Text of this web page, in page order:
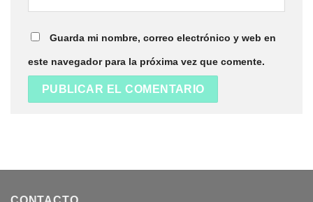
Guarda mi nombre, correo electrónico y web en
este navegador para la próxima vez que comente.